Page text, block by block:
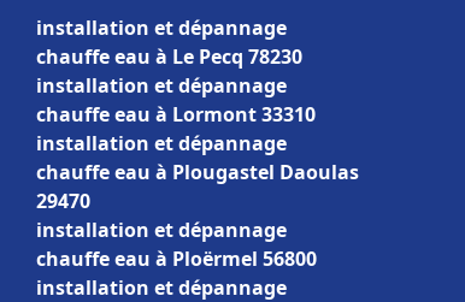
installation et dépannage
chauffe eau à Le Pecq 78230
installation et dépannage
chauffe eau à Lormont 33310
installation et dépannage
chauffe eau à Plougastel Daoulas
29470
installation et dépannage
chauffe eau à Ploërmel 56800
installation et dépannage